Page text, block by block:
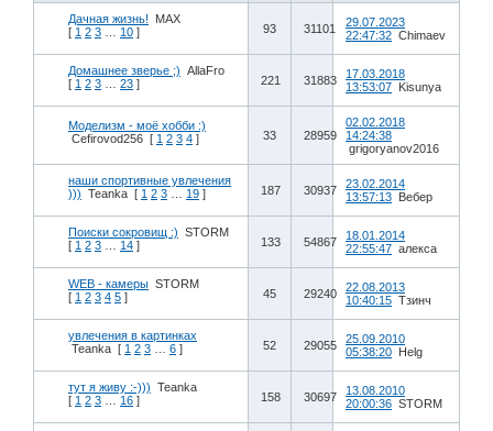
Дачная жизнь!
MAX
[ 1 2 3 10 ] 93 31101
29.07.2023
22:47:32 Chimaev
Домашнее зверье ;) AllaFro
[ 1 2 3 23 ] 221 31883
17.03.2018
13:53:07 Kisunya
Моделизм - моё хобби :)
Cefirovod256 [ 1 2 3 4 ] 33 28959
02.02.2018
14:24:38
grigoryanov2016
наши спортивные увлечения
))) Teanka [ 1 2 3 19 ] 187 30937
23.02.2014
13:57:13 Вебер
Поиски сокровищ :) STORM
[ 1 2 3 14 ] 133 54867
18.01.2014
22:55:47 алекса
WEB - камеры STORM
[ 1 2 3 4 5 ] 45 29240
22.08.2013
10:40:15 Тзинч
увлечения в картинках
Teanka [ 1 2 3 6 ] 52 29055
25.09.2010
05:38:20 Helg
тут я живу :-))) Teanka
[ 1 2 3 16 ] 158 30697
13.08.2010
20:00:36 STORM